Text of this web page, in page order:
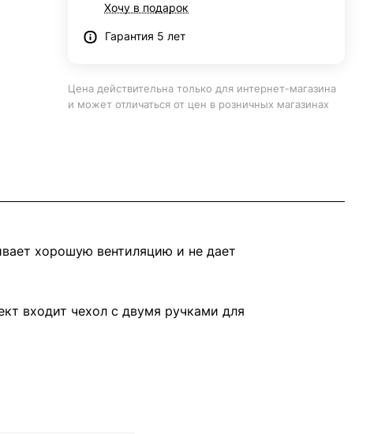
Хочу в подарок
Гарантия 5 лет
Цена действительна только для интернет-магазина
и может отличаться от цен в розничных магазинах
хорошую вентиляцию и не дает
входит чехол с двумя ручками для